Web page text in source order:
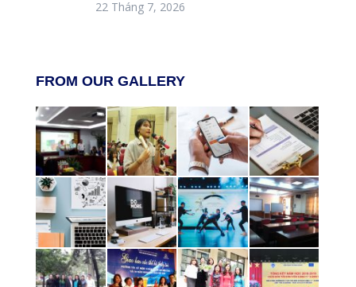
22 Tháng 7, 2026
FROM OUR GALLERY